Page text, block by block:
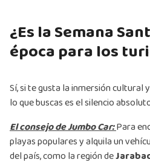
¿Es la Semana
época para los
Sí, si te gusta la inmersión cultural
lo que buscas es el silencio
El consejo de Jumbo Car:Para
playas populares y alquila un
del país, como la región de